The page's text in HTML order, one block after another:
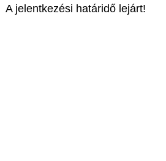
A jelentkezési határidő lejárt!